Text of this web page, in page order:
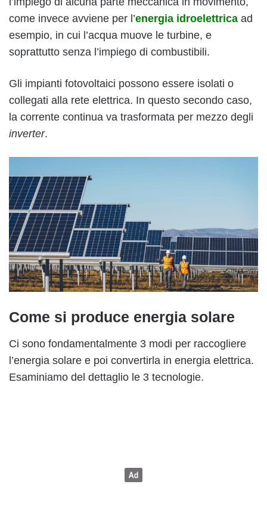
come invece avviene per l’energia idroelettrica ad
esempio, in cui l’acqua muove le turbine, e
soprattutto senza l’impiego di combustibili.
Gli impianti fotovoltaici possono essere isolati o
collegati alla rete elettrica. In questo secondo caso,
la corrente continua va trasformata per mezzo degli
inverter.
Come si produce energia solare
Ci sono fondamentalmente 3 modi per raccogliere
l’energia solare e poi convertirla in energia elettrica.
Esaminiamo del dettaglio le 3 tecnologie.